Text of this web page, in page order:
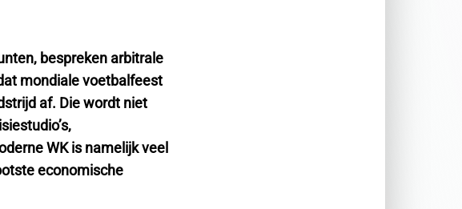
bespreken arbitrale
mondiale voetbalfeest
af. Die wordt niet
WK is namelijk veel
economische